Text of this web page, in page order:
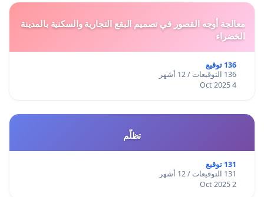
معالجة أوجه القصور في تصميم البقع التجارية والسكنية بالمدينة
الخضراء
136 توقيع
136 التوقيعات / 12 أشهر
4 Oct 2025
تظلّم
131 توقيع
131 التوقيعات / 12 أشهر
2 Oct 2025